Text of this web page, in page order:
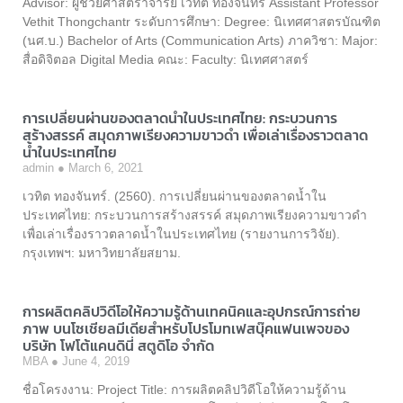
Vethit Thongchantr ระดับการศึกษา: Degree: นิเทศศาสตรบัณฑิต
(นศ.บ.) Bachelor of Arts (Communication Arts) ภาควิชา: Major:
สื่อดิจิตอล Digital Media คณะ: Faculty: นิเทศศาสตร์
การเปลี่ยนผ่านของตลาดน้ำในประเทศไทย: กระบวนการ
สร้างสรรค์ สมุดภาพเรียงความขาวดำ เพื่อเล่าเรื่องราวตลาด
น้ำในประเทศไทย
admin March 6, 2021
เวทิต ทองจันทร์. (2560). การเปลี่ยนผ่านของตลาดน้ำใน
ประเทศไทย: กระบวนการสร้างสรรค์ สมุดภาพเรียงความขาวดำ
เพื่อเล่าเรื่องราวตลาดน้ำในประเทศไทย (รายงานการวิจัย).
กรุงเทพฯ: มหาวิทยาลัยสยาม.
การผลิตคลิปวิดีโอให้ความรู้ด้านเทคนิคและอุปกรณ์การถ่าย
ภาพ บนโซเชียลมีเดียสำหรับโปรโมทเฟสบุ๊คแฟนเพจของ
บริษัท โฟโต้แคนดินี่ สตูดิโอ จำกัด
MBA June 4, 2019
ชื่อโครงงาน: Project Title: การผลิตคลิปวิดีโอให้ความรู้ด้าน